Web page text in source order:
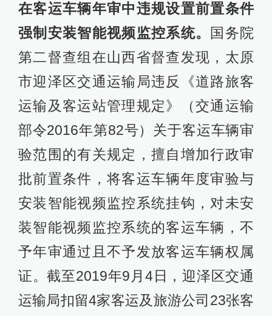
在客运车辆年审中违规设置前置条件
强制安装智能视频监控系统。 国务院
第二督查组在山西省督查发现，太原
市迎泽区交通运输局违反《道路旅客
运输及客运站管理规定》（交通运输
部令2016年第82号）关于客运车辆审
验范围的有关规定，擅自增加行政审
批前置条件，将客运车辆年度审验与
安装智能视频监控系统挂钩，对未安
装智能视频监控系统的客运车辆，不
予年审通过且不予发放客运车辆权属
证。截至2019年9月4日，迎泽区交通
运输局扣留4家客运及旅游公司23张客